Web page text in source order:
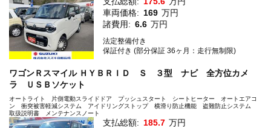
車両価格: 169 万円
諸費用: 6.6 万円
法定整備付き
保証付き (部分保証 36ヶ月：走行無制限)
ワゴンＲスマイル ＨＹＢＲＩＤ Ｓ ３型 ナビ 全方位カメ
ラ ＵＳＢソケット
オートライト 片側電動スライドドア プッシュスタート シートヒーター オートエアコ
ン 衝突被害軽減システム アイドリングストップ 横滑り防止機能 盗難防止システム
取扱説明書 メンテナンスノート
支払総額: 185.7 万円